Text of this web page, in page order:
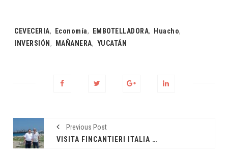
Tags:
CEVECERIA, Economía, EMBOTELLADORA, Huacho,
INVERSIÓN , MAÑANERA, YUCATÁN
Previous Post
VISITA FINCANTIERI ITALIA EL PUERTO DE ALTURA